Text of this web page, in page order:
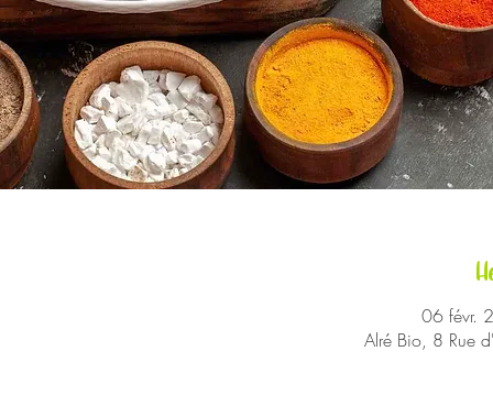
06 févr.
Alré Bio, 8 Rue